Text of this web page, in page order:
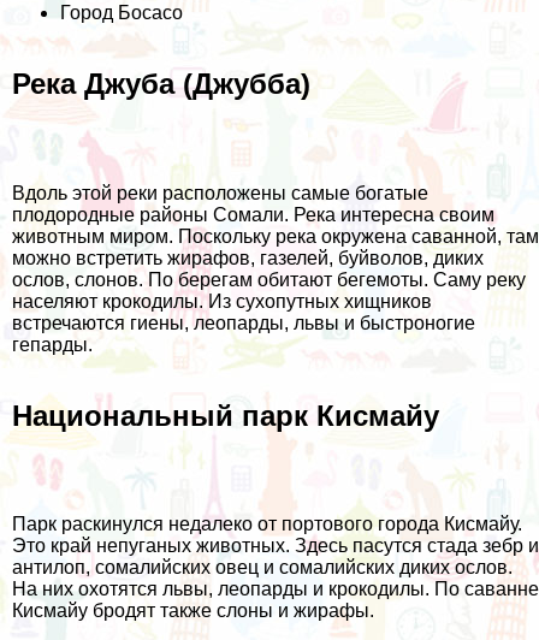
Город Босасо
Река Джуба (Джубба)
Вдоль этой реки расположены самые богатые
плодородные районы Сомали. Река интересна своим
животным миром. Поскольку река окружена саванной, там
можно встретить жирафов, газелей, буйволов, диких
ослов, слонов. По берегам обитают бегемоты. Саму реку
населяют крокодилы. Из сухопутных хищников
встречаются гиены, леопарды, львы и быстроногие
гепарды.
Национальный парк Кисмайу
Парк раскинулся недалеко от портового города Кисмайу.
Это край непуганых животных. Здесь пасутся стада зебр и
антилоп, сомалийских овец и сомалийских диких ослов.
На них охотятся львы, леопарды и крокодилы. По саванне
Кисмайу бродят также слоны и жирафы.